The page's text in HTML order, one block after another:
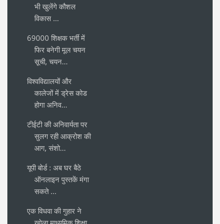
भी खुलेंगे कौशल
विकास ...
69000 शिक्षक भर्ती में
फिर बनेगी मूल चयन
सूची, चयन...
विश्वविद्यालयों और
कालेजों में ड्रेस कोड
होगा अनिव...
टीईटी की अनिवार्यता पर
सुलग रही आक्रोश की
आग, संशो...
यूपी बोर्ड : अब घर बैठे
ऑनलाइन पुस्तकें मंगा
सकते ...
एक विधवा की गुहार ने